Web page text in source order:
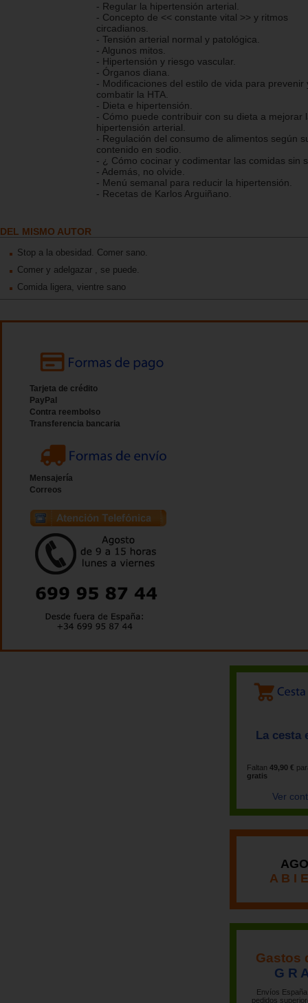
- Regular la hipertensión arterial.
- Concepto de << constante vital >> y ritmos
circadianos.
- Tensión arterial normal y patológica.
- Algunos mitos.
- Hipertensión y riesgo vascular.
- Órganos diana.
- Modificaciones del estilo de vida para prevenir
combatir la HTA.
- Dieta e hipertensión.
- Cómo puede contribuir con su dieta a mejorar
hipertensión arterial.
- Regulación del consumo de alimentos según
contenido en sodio.
- ¿ Cómo cocinar y codimentar las comidas sin
- Además, no olvide.
- Menú semanal para reducir la hipertensión.
- Recetas de Karlos Arguiñano.
DEL MISMO AUTOR
Stop a la obesidad. Comer sano.
Comer y adelgazar , se puede.
Comida ligera, vientre sano
Tarjeta de crédito
PayPal
Contra reembolso
Transferencia bancaria
Mensajería
Correos
La cesta
Faltan 49,90 €
gratis
Ver
A B I
Gastos
G R
Envíos
pedidos